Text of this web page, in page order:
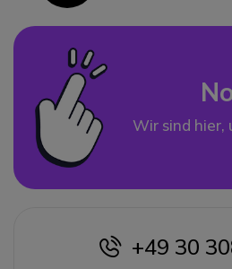
Wir sind hier,
icon
+49 30